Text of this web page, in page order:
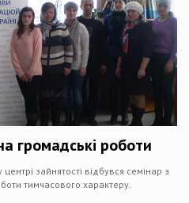
громадські роботи
зайнятості відбувся семінар з
тимчасового характеру.